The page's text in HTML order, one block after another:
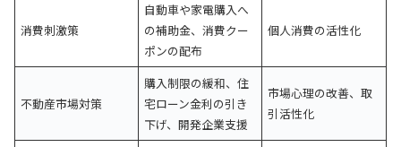
消費刺激策
自動車や家電購入へ
の補助金、消費クー
ポンの配布
個人消費の活性化
不動産市場対策
購入制限の緩和、住
宅ローン金利の引き
下げ、開発企業支援
市場心理の改善、取
引活性化